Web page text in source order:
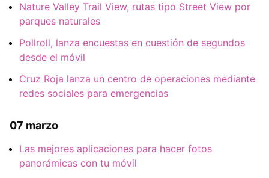
Nature Valley Trail View, rutas tipo Street View por
parques naturales
Pollroll, lanza encuestas en cuestión de segundos
desde el móvil
Cruz Roja lanza un centro de operaciones mediante
redes sociales para emergencias
07 marzo
Las mejores aplicaciones para hacer fotos
panorámicas con tu móvil